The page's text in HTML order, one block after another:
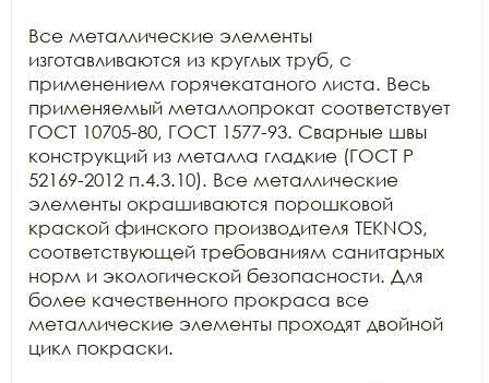
Все металлические элементы
изготавливаются из круглых труб, с
применением горячекатаного листа. Весь
применяемый металлопрокат соответствует
ГОСТ 10705-80, ГОСТ 1577-93. Сварные швы
конструкций из металла гладкие (ГОСТ Р
52169-2012 п.4.3.10). Все металлические
элементы окрашиваются порошковой
краской финского производителя TEKNOS,
соответствующей требованиям санитарных
норм и экологической безопасности. Для
более качественного прокраса все
металлические элементы проходят двойной
цикл покраски.